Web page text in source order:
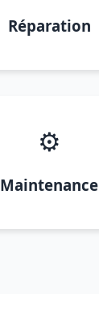
Réparation
⚙️
Maintenance